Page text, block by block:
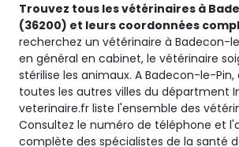
Trouvez tous les vétérinaires à
(36200) et leurs coordonnées
recherchez un vétérinaire à Badecon-
en général en cabinet, le vétérinaire
stérilise les animaux. A Badecon-le-
toutes les autres villes du départment
veterinaire.fr liste l'ensemble des
Consultez le numéro de téléphone et
complète des spécialistes de la santé